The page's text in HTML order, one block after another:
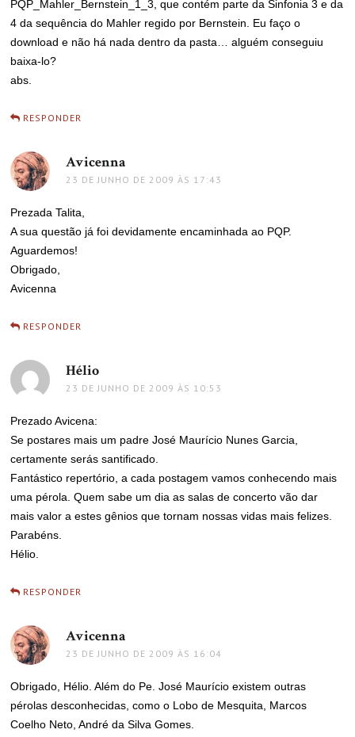
PQP_Mahler_Bernstein_1_3, que contém parte da Sinfonia 3 e da
4 da sequência do Mahler regido por Bernstein. Eu faço o
download e não há nada dentro da pasta… alguém conseguiu
baixa-lo?
abs.
RESPONDER
Avicenna
23 DE JUNHO DE 2009 ÀS 17:43
Prezada Talita,
A sua questão já foi devidamente encaminhada ao PQP.
Aguardemos!
Obrigado,
Avicenna
RESPONDER
Hélio
23 DE JUNHO DE 2009 ÀS 10:53
Prezado Avicena:
Se postares mais um padre José Maurício Nunes Garcia,
certamente serás santificado.
Fantástico repertório, a cada postagem vamos conhecendo mais
uma pérola. Quem sabe um dia as salas de concerto vão dar
mais valor a estes gênios que tornam nossas vidas mais felizes.
Parabéns.
Hélio.
RESPONDER
Avicenna
23 DE JUNHO DE 2009 ÀS 16:04
Obrigado, Hélio. Além do Pe. José Maurício existem outras
pérolas desconhecidas, como o Lobo de Mesquita, Marcos
Coelho Neto, André da Silva Gomes.